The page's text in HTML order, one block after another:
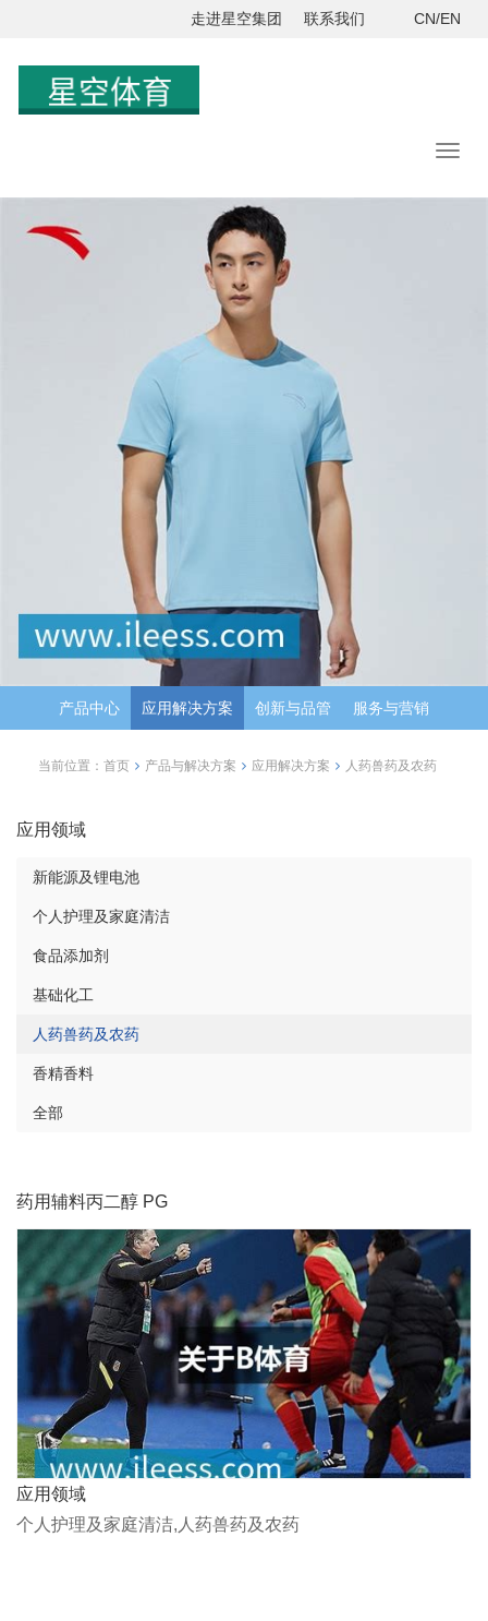
走进星空集团 联系我们 CN/EN
产品中心 应用解决方案 创新与品管 服务与营销
当前位置： 首页 产品与解决方案 应用解决方案 人药兽药及农药
应用领域
新能源及锂电池
个人护理及家庭清洁
食品添加剂
基础化工
人药兽药及农药
香精香料
全部
药用辅料丙二醇 PG
应用领域
个人护理及家庭清洁,人药兽药及农药